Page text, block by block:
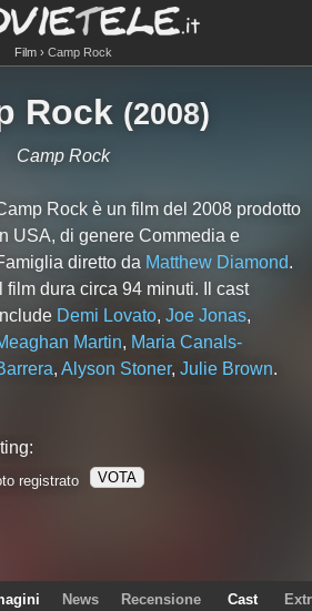
Film Camp Rock
Rock (2008)
Camp Rock
Rock è un film del 2008 prodotto
USA, di genere Commedia e
diretto da Matthew Diamond.
Il film dura circa94 minuti. Il cast
Demi Lovato,Joe Jonas,
Martin, Maria Canals-
,Alyson Stoner,Julie Brown.
registrato VOTA
News Recensione Cast